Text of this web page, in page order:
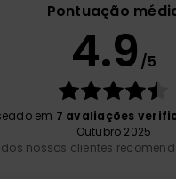
Pontuação
4.9 /5
em 7 avaliações
Outubro 2025
dos nossos clientes